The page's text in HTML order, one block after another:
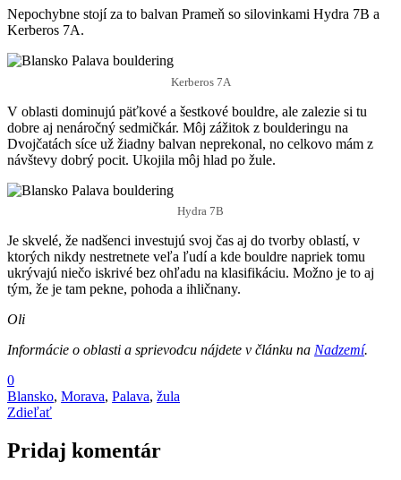
Nepochybne stojí za to balvan Prameň so silovinkami Hydra 7B a
Kerberos 7A.
Kerberos 7A
V oblasti dominujú päťkové a šestkové bouldre, ale zalezie si tu
dobre aj nenáročný sedmičkár. Môj zážitok z boulderingu na
Dvojčatách síce už žiadny balvan neprekonal, no celkovo mám z
návštevy dobrý pocit. Ukojila môj hlad po žule.
Hydra 7B
Je skvelé, že nadšenci investujú svoj čas aj do tvorby oblastí, v
ktorých nikdy nestretnete veľa ľudí a kde bouldre napriek tomu
ukrývajú niečo iskrivé bez ohľadu na klasifikáciu. Možno je to aj
tým, že je tam pekne, pohoda a ihličnany.
Oli
Informácie o oblasti a sprievodcu nájdete v článku na Nadzemí.
0
Blansko, Morava, Palava, žula
Zdieľať
Pridaj komentár